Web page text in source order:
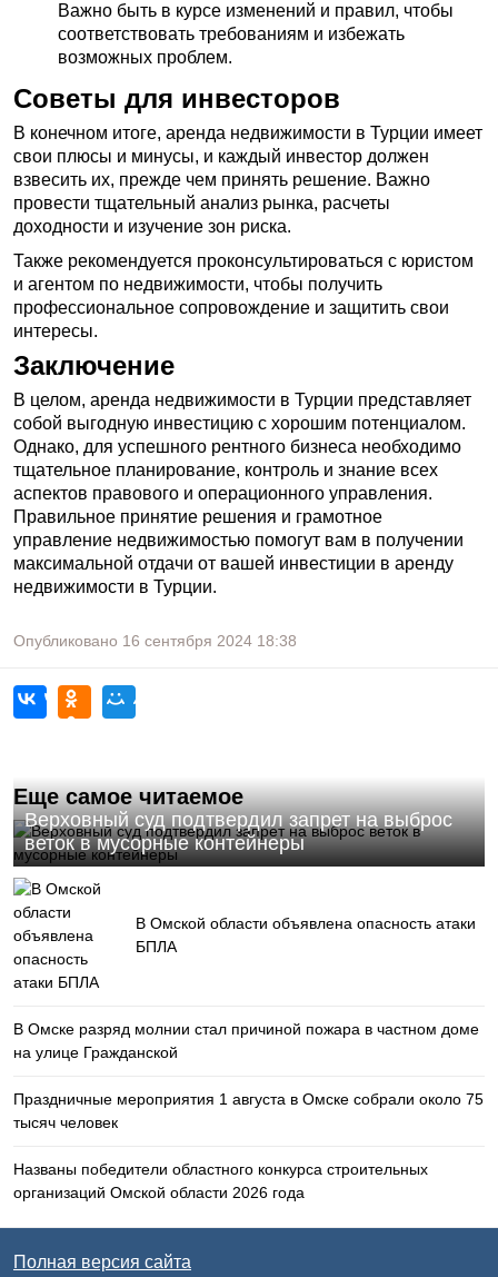
Важно быть в курсе изменений и правил, чтобы
соответствовать требованиям и избежать
возможных проблем.
Советы для инвесторов
В конечном итоге, аренда недвижимости в Турции имеет
свои плюсы и минусы, и каждый инвестор должен
взвесить их, прежде чем принять решение. Важно
провести тщательный анализ рынка, расчеты
доходности и изучение зон риска.
Также рекомендуется проконсультироваться с юристом
и агентом по недвижимости, чтобы получить
профессиональное сопровождение и защитить свои
интересы.
Заключение
В целом, аренда недвижимости в Турции представляет
собой выгодную инвестицию с хорошим потенциалом.
Однако, для успешного рентного бизнеса необходимо
тщательное планирование, контроль и знание всех
аспектов правового и операционного управления.
Правильное принятие решения и грамотное
управление недвижимостью помогут вам в получении
максимальной отдачи от вашей инвестиции в аренду
недвижимости в Турции.
Опубликовано 16 сентября 2024 18:38
Еще самое читаемое
Верховный суд подтвердил запрет на выброс
веток в мусорные контейнеры
В Омской области объявлена опасность атаки
БПЛА
В Омске разряд молнии стал причиной пожара в частном доме
на улице Гражданской
Праздничные мероприятия 1 августа в Омске собрали около 75
тысяч человек
Названы победители областного конкурса строительных
организаций Омской области 2026 года
Полная версия сайта